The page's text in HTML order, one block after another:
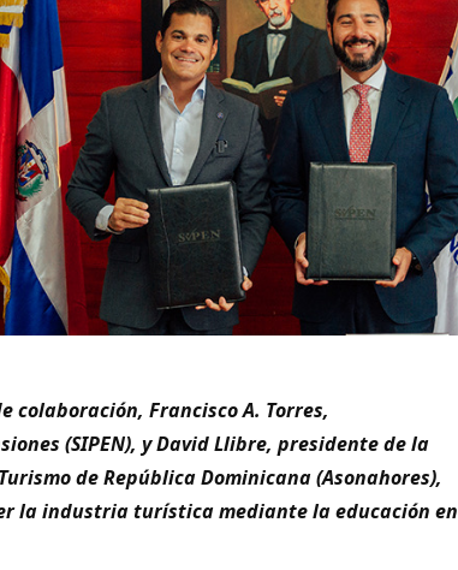
colaboración, Francisco A. Torres,
(SIPEN), y David Llibre, presidente de la
de República Dominicana (Asonahores),
la industria turística mediante la educación en